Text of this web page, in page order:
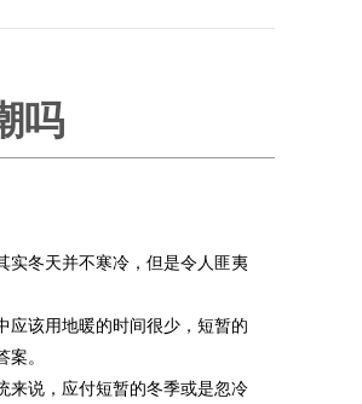
吗
冬天并不寒冷，但是令人匪夷
该用地暖的时间很少，短暂的
。
来说，应付短暂的冬季或是忽冷